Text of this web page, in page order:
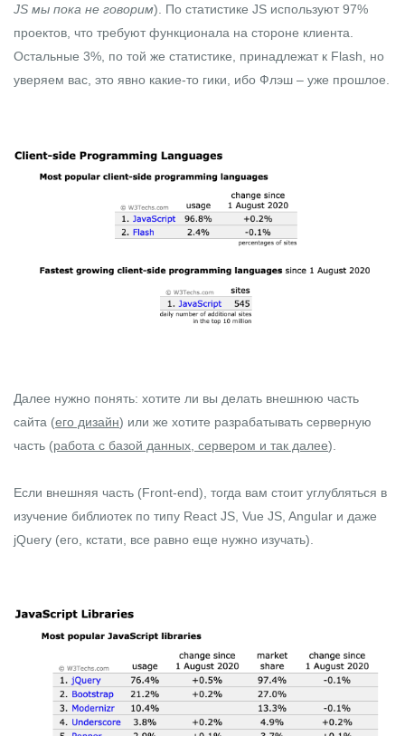
JS мы пока не говорим). По статистике JS используют 97%
проектов, что требуют функционала на стороне клиента.
Остальные 3%, по той же статистике, принадлежат к Flash, но
уверяем вас, это явно какие-то гики, ибо Флэш – уже прошлое.
Далее нужно понять: хотите ли вы делать внешнюю часть
сайта (его дизайн) или же хотите разрабатывать серверную
часть (работа с базой данных, сервером и так далее).
Если внешняя часть (Front-end), тогда вам стоит углубляться в
изучение библиотек по типу React JS Vue JS Angular и даже
jQuery (его, кстати, все равно еще нужно изучать).